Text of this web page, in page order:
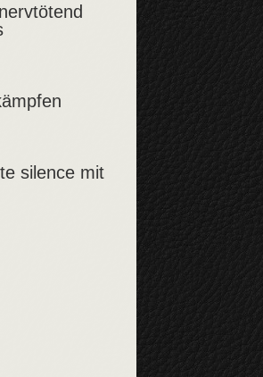
silence mit